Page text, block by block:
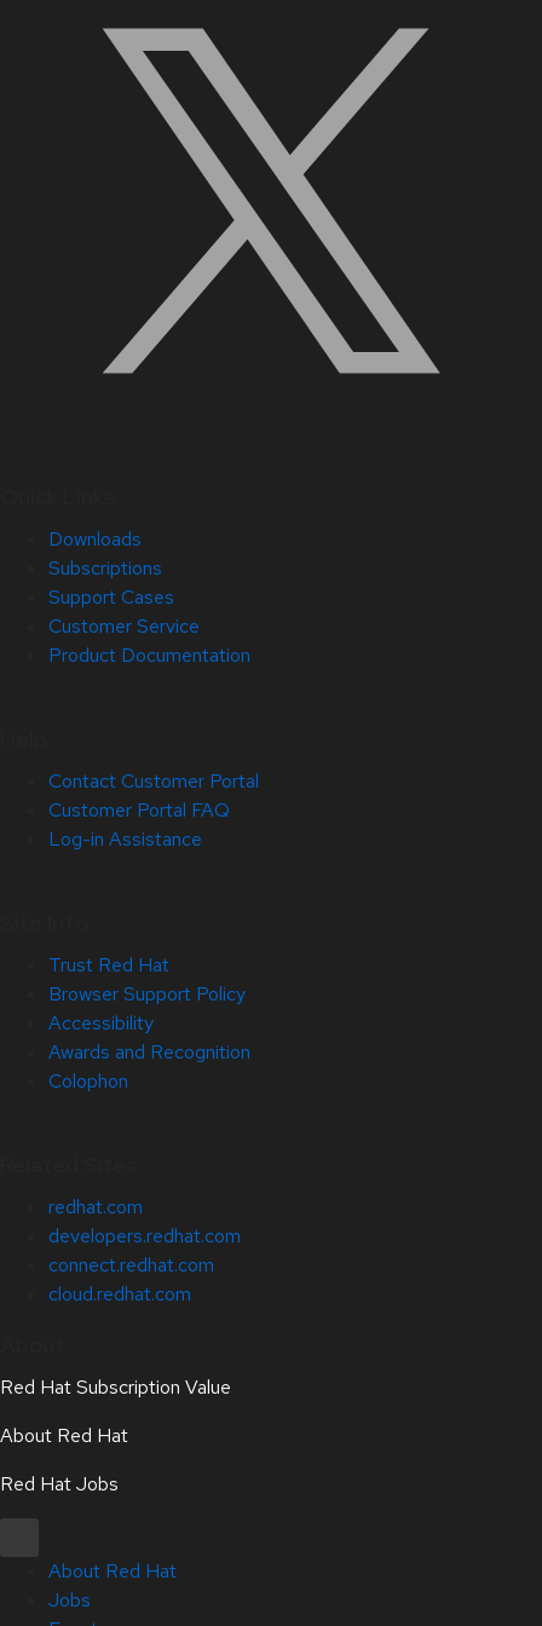
Downloads
Subscriptions
Support Cases
Customer Service
Product Documentation
Contact Customer Portal
Customer Portal FAQ
Log-in Assistance
Trust Red Hat
Browser Support Policy
Accessibility
Awards and Recognition
Colophon
redhat.com
developers.redhat.com
connect.redhat.com
cloud.redhat.com
Red Hat Subscription Value
About Red Hat
Red Hat Jobs
About Red Hat
Jobs